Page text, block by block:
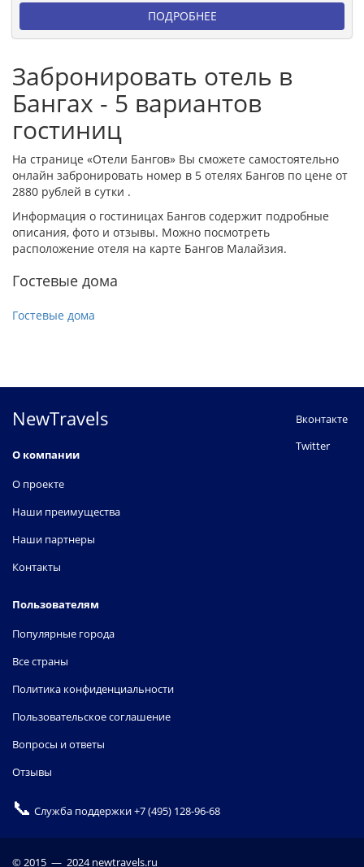
ПОДРОБНЕЕ
Забронировать отель в
Бангах - 5 вариантов
гостиниц
На странице «Отели Бангов» Вы сможете самостоятельно
онлайн забронировать номер в 5 отелях Бангов по цене от
2880 рублей в сутки .
Информация о гостиницах Бангов содержит подробные
описания, фото и отзывы. Можно посмотреть
расположение отеля на карте Бангов Малайзия.
Гостевые дома
Гостевые дома
NewTravels
О компании
О проекте
Наши преимущества
Наши партнеры
Контакты
Пользователям
Популярные города
Все страны
Политика конфиденциальности
Пользовательское соглашение
Вопросы и ответы
Отзывы
Вконтакте
Twitter
📞 Служба поддержки+7 (495) 128-96-68
© 2015 — 2024 newtravels.ru